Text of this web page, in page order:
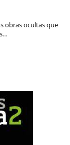
obras ocultas que